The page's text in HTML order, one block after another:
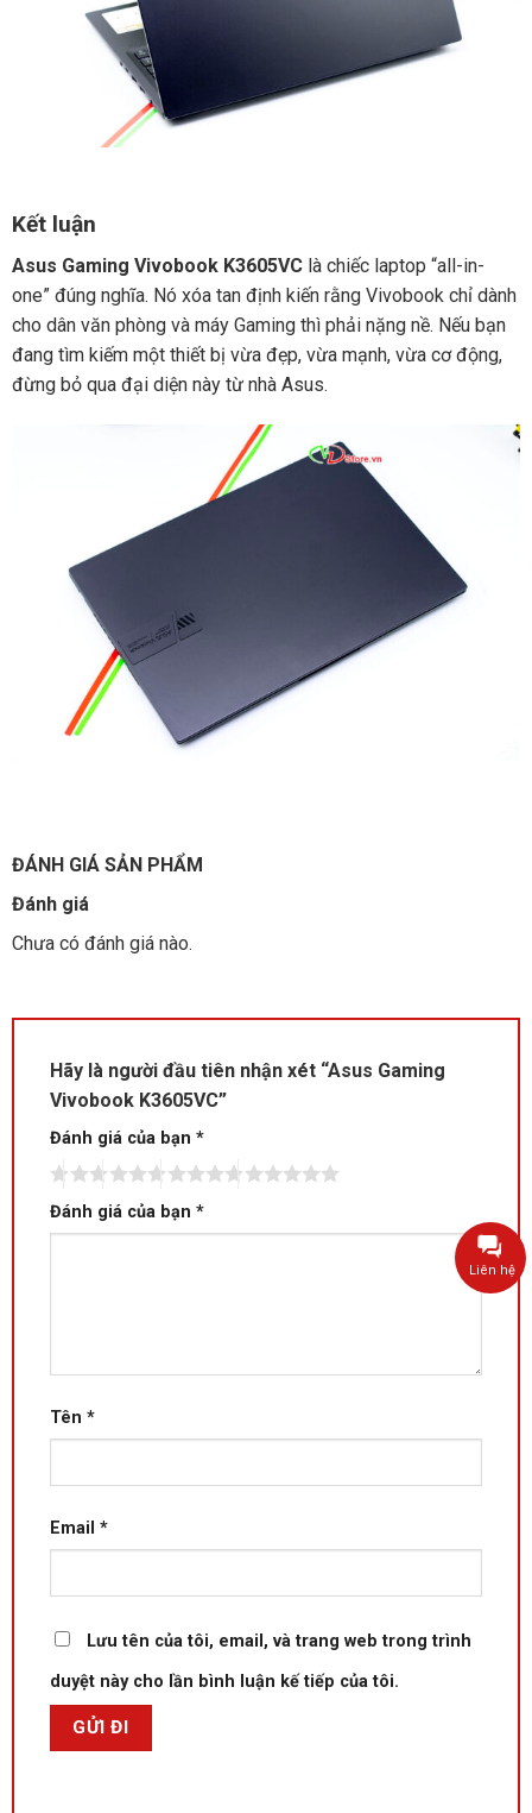
Kết luận
Asus Gaming Vivobook K3605VClà chiếc laptop “all-in-
one” đúng nghĩa. Nó xóa tan định kiến rằng Vivobook chỉ dành
cho dân văn phòng và máy Gaming thì phải nặng nề. Nếu bạn
đang tìm kiếm một thiết bị vừa đẹp, vừa mạnh, vừa cơ động,
đừng bỏ qua đại diện này từ nhà Asus.
ĐÁNH GIÁ SẢN PHẨM
Đánh giá
Chưa có đánh giá nào.
Hãy là người đầu tiên nhận xét “Asus Gaming
Vivobook K3605VC”
Đánh giá của bạn *
Đánh giá của bạn *
Tên *
Email *
Lưu tên của tôi, email, và trang web trong trình
duyệt này cho lần bình luận kế tiếp của tôi.
Liên hệ